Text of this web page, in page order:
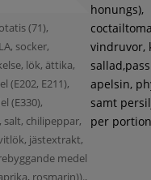
(71),
socker,
lök, ättika,
(E202, E211),
(E330),
chilipeppar,
jästextrakt,
medel
rosmarin)).,
honungs),
vindruvor,
apelsin,
samt
per